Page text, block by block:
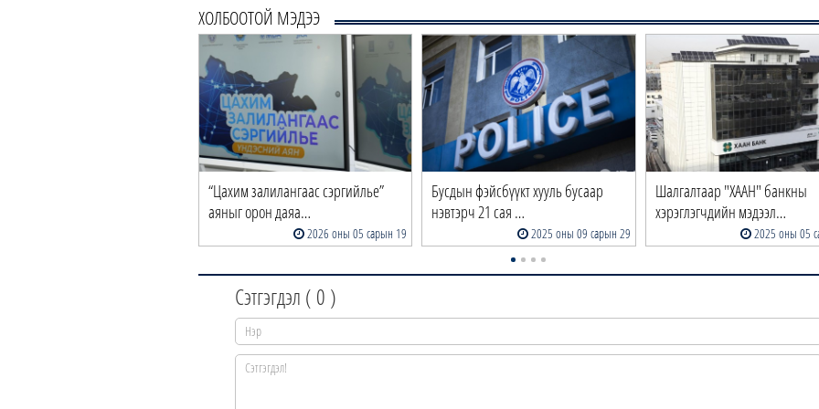
ХОЛБООТОЙ МЭДЭЭ
“Цахим залилангаас сэргийлье”
аяныг орон даяа…
2026 оны 05 сарын 19
Бусдын фэйсбүүкт хууль бусаар
нэвтэрч 21 сая …
2025 оны 09 сарын 29
Шалгалтаар "ХААН" банкны
хэрэглэгчдийн мэдээл…
2025 оны 05
Сэтгэгдэл ( 0 )